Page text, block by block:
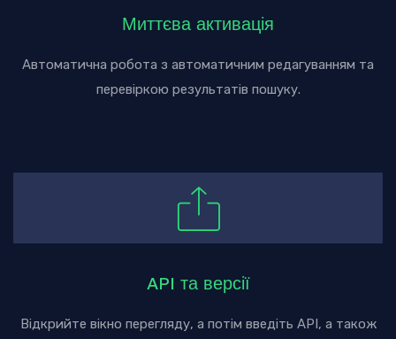
Миттєва активація
Автоматична робота з автоматичним редагуванням та
перевіркою результатів пошуку.
API та версії
Відкрийте вікно перегляду, а потім введіть API, а також